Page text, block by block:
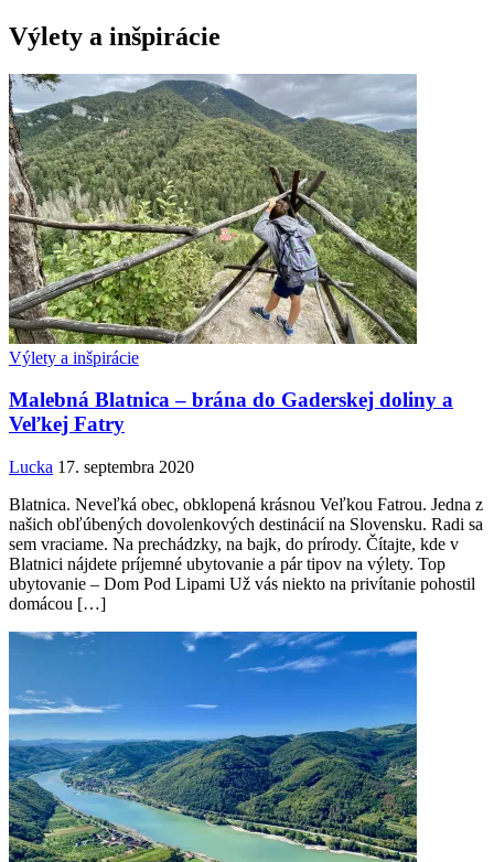
Výlety a inšpirácie
Výlety a inšpirácie
Malebná Blatnica – brána do Gaderskej doliny a
Veľkej Fatry
Lucka 17. septembra 2020
Blatnica. Neveľká obec, obklopená krásnou Veľkou Fatrou. Jedna z
našich obľúbených dovolenkových destinácií na Slovensku. Radi sa
sem vraciame. Na prechádzky, na bajk, do prírody. Čítajte, kde v
Blatnici nájdete príjemné ubytovanie a pár tipov na výlety. Top
ubytovanie – Dom Pod Lipami Už vás niekto na privítanie pohostil
domácou […]